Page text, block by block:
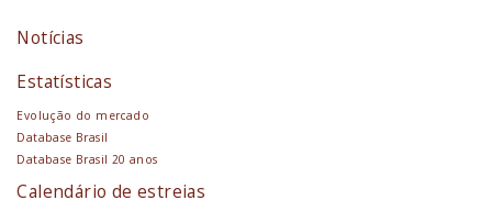
Notícias
Estatísticas
Evolução do mercado
Database Brasil
Database Brasil 20 anos
Calendário de estreias